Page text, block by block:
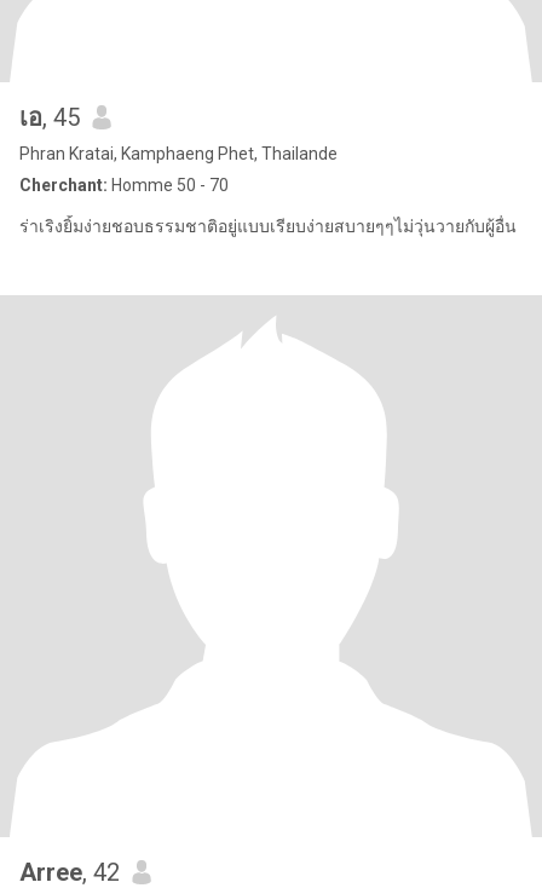
เอ, 45
Phran Kratai, Kamphaeng Phet, Thailande
Cherchant: Homme 50 - 70
ร่าเริงยิ้มง่ายชอบธรรมชาติอยู่แบบเรียบง่ายสบายๆๆไม่วุ่นวายกับผู้อื่น
Arree, 42